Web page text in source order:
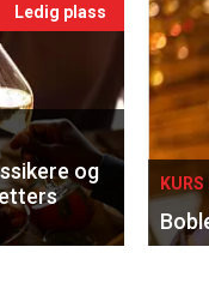
Ledig plass
og